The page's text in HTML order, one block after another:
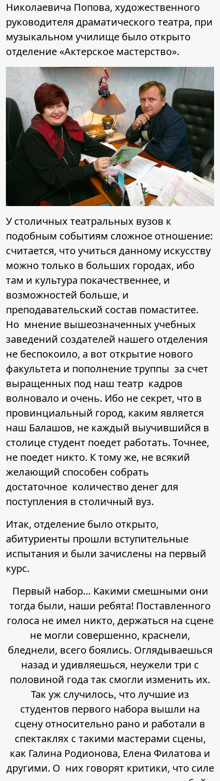
Николаевича Попова, художественного
руководителя драматического театра, при
музыкальном училище было открыто
отделение «Актерское мастерство».
У столичных театральных вузов к
подобным событиям сложное отношение:
считается, что учиться данному искусству
можно только в больших городах, ибо
там и культура покачественнее, и
возможностей больше, и
преподавательский состав помаститее.
Но мнение вышеозначенных учебных
заведений создателей нашего отделения
не беспокоило, а вот открытие нового
факультета и пополнение труппы за счет
выращенных под наш театр кадров
волновало и очень. Ибо не секрет, что в
провинциальный город, каким является
наш Балашов, не каждый выучившийся в
столице студент поедет работать. Точнее,
не поедет никто. К тому же, не всякий
желающий способен собрать
достаточное количество денег для
поступления в столичный вуз.
Итак, отделение было открыто,
абитуриенты прошли вступительные
испытания и были зачислены на первый
курс.
Первый набор… Какими смешными они
тогда были, наши ребята! Поставленного
голоса не имел никто, держаться на сцене
не могли совершенно, краснели,
бледнели, всего боялись. Оглядываешься
назад и удивляешься, неужели три с
половиной года так смогли изменить их.
Так уж случилось, что лучшие из
студентов первого набора вышли на
сцену относительно рано и работали в
спектаклях с такими мастерами сцены,
как Галина Родионова, Елена Филатова и
другими. О них говорят критики, что силе